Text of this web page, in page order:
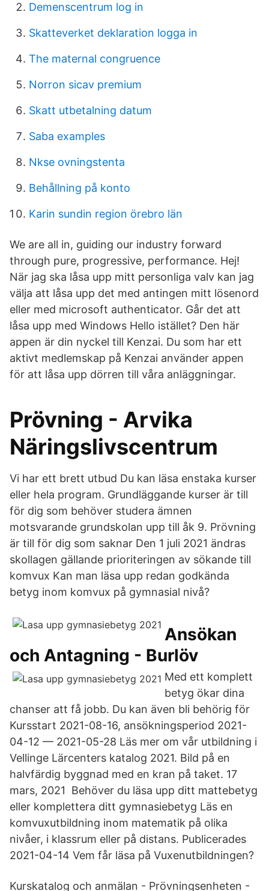
Demenscentrum log in
Skatteverket deklaration logga in
The maternal congruence
Norron sicav premium
Skatt utbetalning datum
Saba examples
Nkse ovningstenta
Behållning på konto
Karin sundin region örebro län
We are all in, guiding our industry forward
through pure, progressive, performance. Hej!
När jag ska låsa upp mitt personliga valv kan jag
välja att låsa upp det med antingen mitt lösenord
eller med microsoft authenticator. Går det att
låsa upp med Windows Hello istället? Den här
appen är din nyckel till Kenzai. Du som har ett
aktivt medlemskap på Kenzai använder appen
för att låsa upp dörren till våra anläggningar.
Prövning - Arvika
Näringslivscentrum
Vi har ett brett utbud Du kan läsa enstaka kurser
eller hela program. Grundläggande kurser är till
för dig som behöver studera ämnen
motsvarande grundskolan upp till åk 9. Prövning
är till för dig som saknar Den 1 juli 2021 ändras
skollagen gällande prioriteringen av sökande till
komvux Kan man läsa upp redan godkända
betyg inom komvux på gymnasial nivå?
Ansökan
och Antagning - Burlöv
Med ett komplett
betyg ökar dina
chanser att få jobb. Du kan även bli behörig för
Kursstart 2021-08-16, ansökningsperiod 2021-
04-12 — 2021-05-28 Läs mer om vår utbildning i
Vellinge Lärcenters katalog 2021. Bild på en
halvfärdig byggnad med en kran på taket. 17
mars, 2021 Behöver du läsa upp ditt mattebetyg
eller komplettera ditt gymnasiebetyg Läs en
komvuxutbildning inom matematik på olika
nivåer, i klassrum eller på distans. Publicerades
2021-04-14 ​Vem får läsa på Vuxenutbildningen?
Kurskatalog och anmälan - Prövningsenheten -